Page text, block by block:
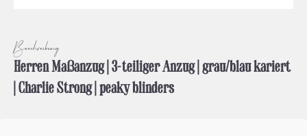
Beschreibung
Herren Maßanzug | 3-teiliger Anzug | grau/blau kariert
| Charlie Strong | peaky blinders